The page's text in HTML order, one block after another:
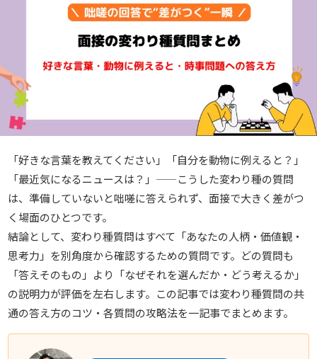
「好きな言葉を教えてください」「自分を動物に例えると？」
「最近気になるニュースは？」——こうした変わり種の質問
は、準備していないと咄嗟に答えられず、面接で大きく差がつ
く場面のひとつです。
結論として、変わり種質問はすべて「あなたの人柄・価値観・
思考力」を別角度から確認するための質問です。どの質問も
「答えそのもの」より「なぜそれを選んだか・どう考えるか」
の説明力が評価を左右します。この記事では変わり種質問の共
通の答え方のコツ・各質問の攻略法を一記事でまとめます。